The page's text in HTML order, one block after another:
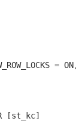
=
[st_kc]